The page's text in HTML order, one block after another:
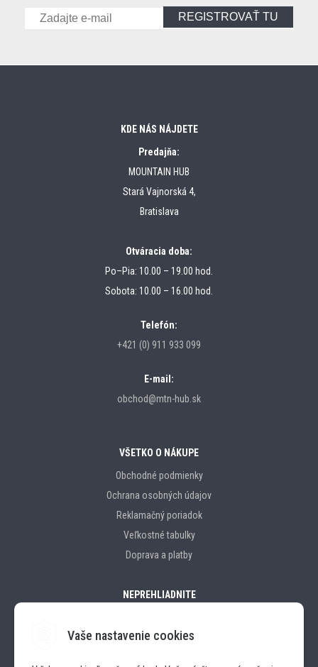
Vaše nastavenie cookies
REGISTROVAŤ TU
KDE NÁS NÁJDETE
Predajňa:
MOUNTAIN HUB
Stará Vajnorská 4,
Bratislava
Otváracia doba:
Po–Pia: 10.00 – 19.00 hod.
Sobota: 10.00 – 16.00 hod.
Telefón:
+421 (0) 911 933 099
E-mail:
obchod@mtn-hub.sk
VŠETKO O NÁKUPE
Obchodné podmienky
Ochrana osobných údajov
Reklamačný poriadok
Veľkostné tabulky
Doprava a platby
NEPREHLIADNITE